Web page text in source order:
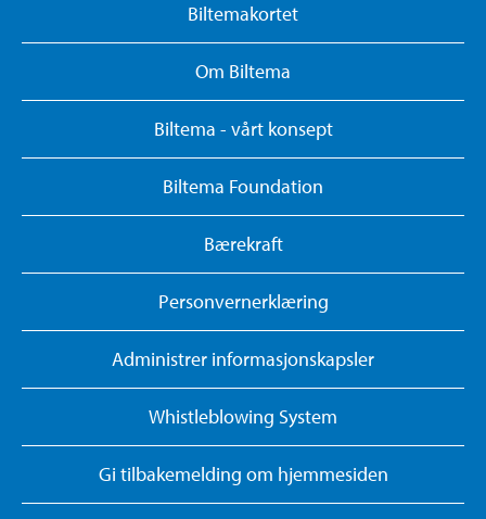
Biltemakortet
Om Biltema
Biltema - vårt konsept
Biltema Foundation
Bærekraft
Personvernerklæring
Administrer informasjonskapsler
Whistleblowing System
Gi tilbakemelding om hjemmesiden